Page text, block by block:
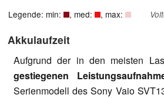
Legende: min: , med: , max:
Akkulaufzeit
Aufgrund der in den meisten
gestiegenen
Serienmodell des Sony Vaio